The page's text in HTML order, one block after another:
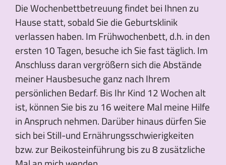
Die Wochenbettbetreuung findet bei Ihnen zu
Hause statt, sobald Sie die Geburtsklinik
verlassen haben. Im Frühwochenbett, d.h. in den
ersten 10 Tagen, besuche ich Sie fast täglich. Im
Anschluss daran vergrößern sich die Abstände
meiner Hausbesuche ganz nach Ihrem
persönlichen Bedarf. Bis Ihr Kind 12 Wochen alt
ist, können Sie bis zu 16 weitere Mal meine Hilfe
in Anspruch nehmen. Darüber hinaus dürfen Sie
sich bei Still-und Ernährungsschwierigkeiten
bzw. zur Beikosteinführung bis zu 8 zusätzliche